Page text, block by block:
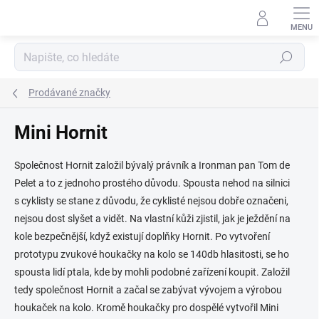
Hledat
Prodávané značky
Mini Hornit
Společnost Hornit založil bývalý právník a Ironman pan Tom de
Pelet a to z jednoho prostého důvodu. Spousta nehod na silnici
s cyklisty se stane z důvodu, že cyklisté nejsou dobře označeni,
nejsou dost slyšet a vidět. Na vlastní kůži zjistil, jak je ježdění na
kole bezpečnější, když existují doplňky Hornit. Po vytvoření
prototypu zvukové houkačky na kolo se 140db hlasitosti, se ho
spousta lidí ptala, kde by mohli podobné zařízení koupit. Založil
tedy společnost Hornit a začal se zabývat vývojem a výrobou
houkaček na kolo. Kromě houkačky pro dospělé vytvořil Mini